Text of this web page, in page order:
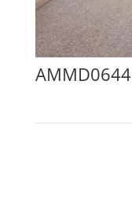
AMMD0644